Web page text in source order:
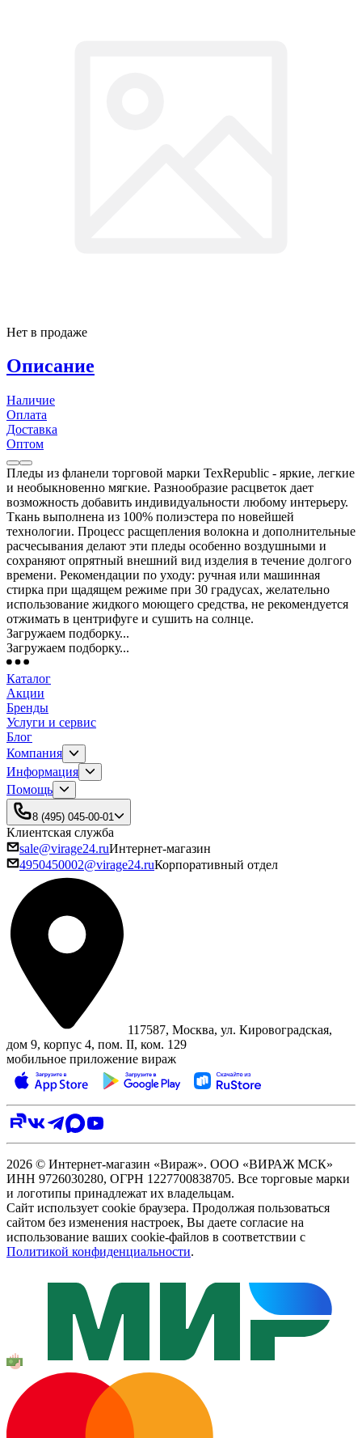
Нет в продаже
Описание
Наличие
Оплата
Доставка
Оптом
Пледы из фланели торговой марки TexRepublic - яркие, легкие
и необыкновенно мягкие. Разнообразие расцветок дает
возможность добавить индивидуальности любому интерьеру.
Ткань выполнена из 100% полиэстера по новейшей
технологии. Процесс расщепления волокна и дополнительные
расчесывания делают эти пледы особенно воздушными и
сохраняют опрятный внешний вид изделия в течение долгого
времени. Рекомендации по уходу: ручная или машинная
стирка при щадящем режиме при 30 градусах, желательно
использование жидкого моющего средства, не рекомендуется
отжимать в центрифуге и сушить на солнце.
Загружаем подборку...
Загружаем подборку...
Каталог
Акции
Бренды
Услуги и сервис
Блог
Компания
Информация
Помощь
8 (495) 045-00-01
Клиентская служба
sale@virage24.ruИнтернет-магазин
4950450002@virage24.ruКорпоративный отдел
117587, Москва, ул. Кировоградская,
дом 9, корпус 4, пом. II, ком. 129
мобильное приложение вираж
2026 © Интернет-магазин «Вираж». ООО «ВИРАЖ МСК»
ИНН 9726030280, ОГРН 1227700838705. Все торговые марки
и логотипы принадлежат их владельцам.
Сайт использует cookie браузера. Продолжая пользоваться
сайтом без изменения настроек, Вы даете согласие на
использование ваших cookie-файлов в соответствии с
Политикой конфиденциальности.